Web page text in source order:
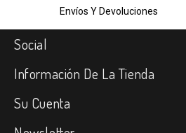
Envíos Y Devoluciones
Social
Información De La Tienda
Su Cuenta